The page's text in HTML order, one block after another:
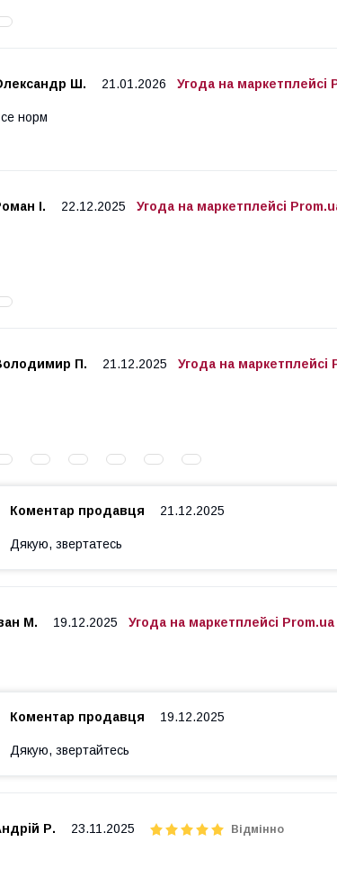
Ш. 21.01.2026 Угода на маркетплейсі
норм
І. 22.12.2025 Угода на маркетплейсі
П. 21.12.2025 Угода на маркетплейсі
Коментар продавця 21.12.2025
Дякую, звертатесь
М. 19.12.2025 Угода на маркетплейсі Prom.ua
Коментар продавця 19.12.2025
Дякую, звертайтесь
Р. 23.11.2025 Відмінно